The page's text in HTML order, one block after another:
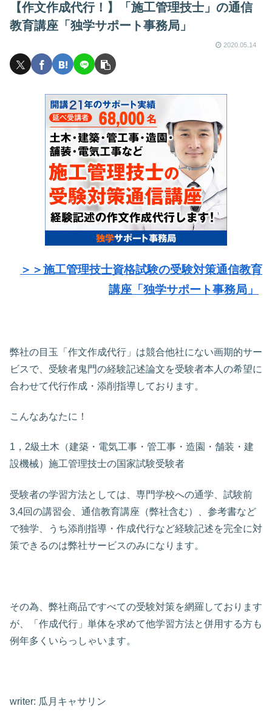
【作文作成代行！】「施工管理技士」の通信
教育講座「独学サポート事務局」
2020.05.14
＞＞施工管理技士資格試験の受験対策通信教育
講座「独学サポート事務局」
弊社の目玉「作文作成代行」は競合他社にない画期的サー
ビスで、受験者鬼門の経験記述論文を受験者本人の希望に
合わせて代行作成・添削指導しております。
こんなあなたに！
1，2級土木（建築・電気工事・管工事・造園・舗装・建
設機械）施工管理技士の国家試験受験者
受験者の学習方法としては、専門学校への通学、試験前
3,4回の講習会、通信教育講座（弊社含む）、参考書など
で独学、うち添削指導・作成代行など経験記述を完全に対
策できるのは弊社サービスのみになります。
その為、弊社商品ですべての受験対策を網羅しております
が、「作成代行」単体を求めて他学習方法と併用する方も
例年多くいらっしゃいます。
writer: 瓜月キャサリン